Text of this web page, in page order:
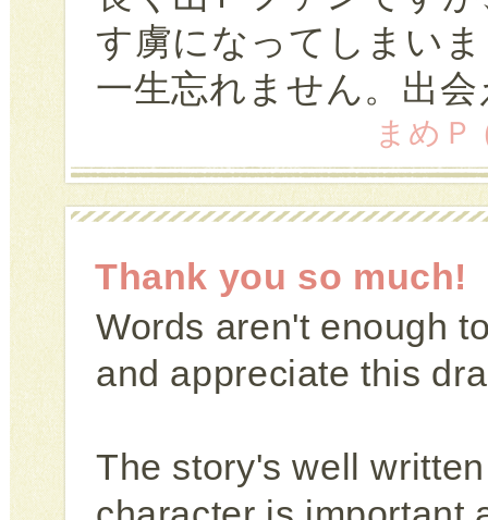
す虜になってしまい
一生忘れません。出
まめ
Thank you so much!
Words aren't enough
and appreciate this
The story's well